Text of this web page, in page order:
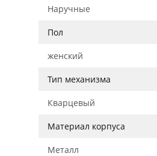
Наручные
Пол
женский
Тип механизма
Кварцевый
Материал корпуса
Металл